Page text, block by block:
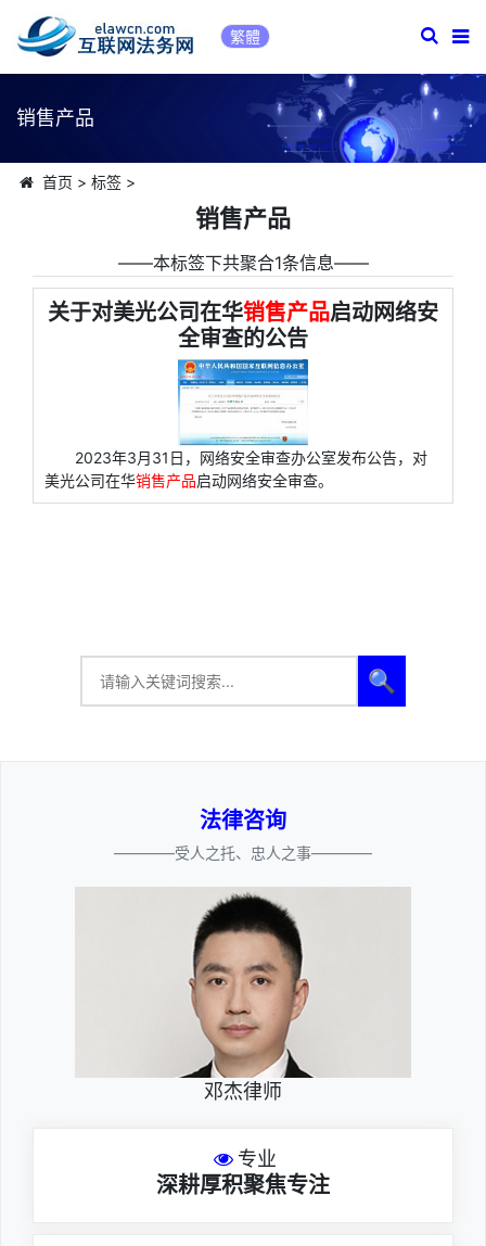
繁體
销售产品
首页 > 标签>
销售产品
――本标签下共聚合1条信息――
关于对美光公司在华销售产品启动网络安
全审查的公告
2023年3月31日，网络安全审查办公室发布公告，对
美光公司在华销售产品启动网络安全审查。
🔍
法律咨询
————受人之托、忠人之事————
邓杰律师
专业
深耕厚积聚焦专注